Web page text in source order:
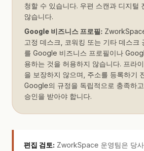
청할 수 있습니다. 우편 스캔과 디지털
않습니다.
Google 비즈니스 프로필:
고정 데스크, 코워킹 또는 기타 데스크
를 Google 비즈니스 프로필이나
용하는 것을 허용하지 않습니다. 프라
을 보장하지 않으며, 주소를 등록하기
Google의 규정을 독립적으로 충족하
승인을 받아야 합니다.
편집 검토: ZworkSpace 운영팀은 당